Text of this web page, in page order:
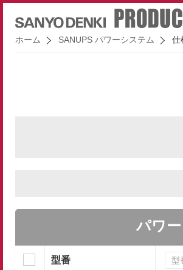
ホーム SANUPS パワーシステム 仕
パワ
型番